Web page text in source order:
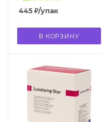
445 ₽/упак
В КОРЗИНУ